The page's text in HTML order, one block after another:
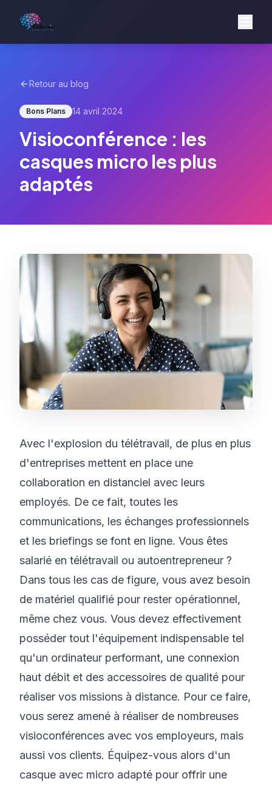
Retour au blog
Bons Plans 14 avril 2024
Visioconférence : les
casques micro les plus
adaptés
Avec l'explosion du télétravail, de plus en plus
d'entreprises mettent en place une
collaboration en distanciel avec leurs
employés. De ce fait, toutes les
communications, les échanges professionnels
et les briefings se font en ligne. Vous êtes
salarié en télétravail ou autoentrepreneur ?
Dans tous les cas de figure, vous avez besoin
de matériel qualifié pour rester opérationnel,
même chez vous. Vous devez effectivement
posséder tout l'équipement indispensable tel
qu'un ordinateur performant, une connexion
haut débit et des accessoires de qualité pour
réaliser vos missions à distance. Pour ce faire,
vous serez amené à réaliser de nombreuses
visioconférences avec vos employeurs, mais
aussi vos clients. Équipez-vous alors d'un
casque avec micro adapté pour offrir une